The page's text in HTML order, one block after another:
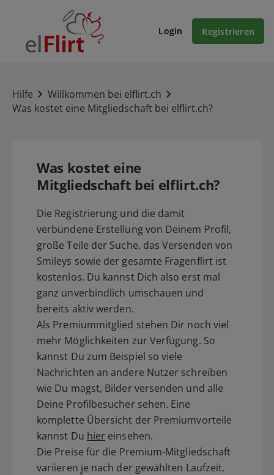
Login Registrieren
Hilfe
Willkommen bei elflirt.ch
Was kostet eine Mitgliedschaft bei elflirt.ch?
Was kostet eine
Mitgliedschaft bei elflirt.ch?
Die Registrierung und die damit
verbundene Erstellung von Deinem Profil,
große Teile der Suche, das Versenden von
Smileys sowie der gesamte Fragenflirt ist
kostenlos. Du kannst Dich also erst mal
ganz unverbindlich umschauen und
bereits aktiv werden.
Als Premiummitglied stehen Dir noch viel
mehr Möglichkeiten zur Verfügung. So
kannst Du zum Beispiel so viele
Nachrichten an andere Nutzer schreiben
wie Du magst, Bilder versenden und alle
Deine Profilbesucher sehen. Eine
komplette Übersicht der Premiumvorteile
kannst Du hier einsehen.
Die Preise für die Premium-Mitgliedschaft
variieren je nach der gewählten Laufzeit.